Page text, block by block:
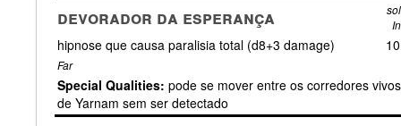
devorador da esperança
hipnose que causa paralisia total (d8+3 damage)
Far
Special Qualities: pode se mover entre os corredores
de Yarnam sem ser detectado